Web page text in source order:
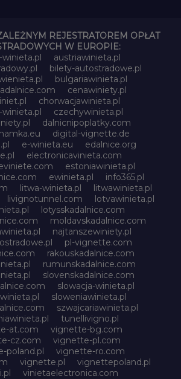
REJESTRATOREM OPŁAT
W EUROPIE:
winieta.pl
austriawinieta.pl
bilety-autostradowe.pl
bulgariawinieta.pl
cenawiniety.pl
chorwacjawinieta.pl
czechywinieta.pl
dalnicnipoplatky.com
digital-vignette.de
e-winieta.eu
edalnice.org
electronicavinieta.com
estoniawinieta.pl
ewinieta.pl
info365.pl
litwa-winieta.pl
litwawinieta.pl
livignotunnel.com
lotvawinieta.pl
lotysskadalnice.com
moldavskadalnice.com
najtanszewiniety.pl
pl-vignette.com
rakouskadalnice.com
rumunskadalnice.com
slovenskadalnice.com
slowacja-winieta.pl
sloweniawinieta.pl
szwajcariawinieta.pl
tunellivigno.pl
at.com
vignette-bg.com
cz.com
vignette-pl.com
poland.pl
vignette-ro.com
vignette.pl
vignettepoland.pl
vinietaelectronica.com